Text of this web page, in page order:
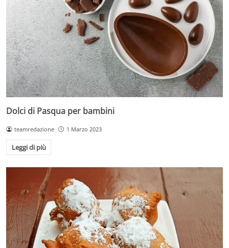
Dolci di Pasqua per bambini
teamredazione 1 Marzo 2023
Leggi di più